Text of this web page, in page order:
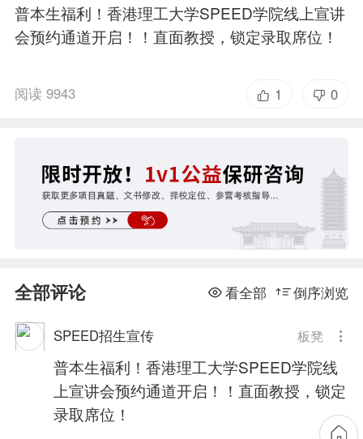
普本生福利！香港理工大学SPEED学院线上宣讲
会预约通道开启！！直面教授，锁定录取席位！
阅读 9943 0
1
全部评论 倒序浏览
看全部
板凳
SPEED招生宣传
普本生福利！香港理工大学SPEED学院线
上宣讲会预约通道开启！！直面教授，锁定
录取席位！